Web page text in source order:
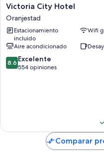
positiva la limpieza de las
Otros de los servicios que
Baños con regaderas y
Televisiones de pantalla plana
Armarios o clósets,
Victoria
City
Hotel
Oranjestad
Victoria City Hotel
Oranjestad
Estacionamiento
incluido
Wifi
Aire acondicionado
8.6
de
8.6 Excelente
554 opiniones
Comparar